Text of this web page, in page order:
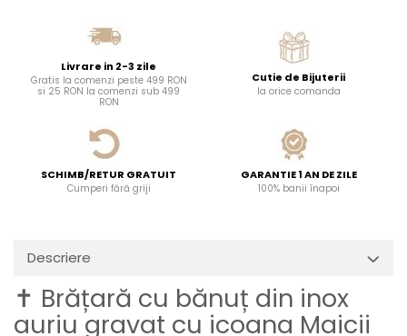
Livrare in 2-3 zile
Gratis la comenzi peste 499 RON
si 25 RON la comenzi sub 499
RON
Cutie de Bijuterii
la orice comanda
SCHIMB/RETUR GRATUIT
Cumperi fără griji
GARANTIE 1 AN DE ZILE
100% banii înapoi
Descriere
✝️ Brățară cu bănuț din inox
auriu gravat cu icoana Maicii